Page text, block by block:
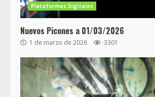
Plataformas Digitales
Nuevos Picones a 01/03/2026
1 de marzo de 2026 3301